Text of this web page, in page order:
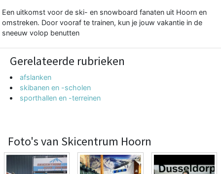
Een uitkomst voor de ski- en snowboard fanaten uit Hoorn en
omstreken. Door vooraf te trainen, kun je jouw vakantie in de
sneeuw volop benutten
Gerelateerde rubrieken
afslanken
skibanen en -scholen
sporthallen en -terreinen
Foto's van Skicentrum Hoorn